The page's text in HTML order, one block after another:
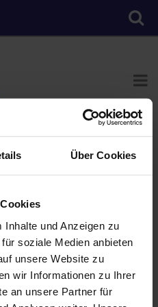
Über Cookies
und Anzeigen zu
soziale Medien anbieten
unsere Website zu
wir Informationen zu Ihrer
an unsere Partner für
Ambiente in Ihrem
Unterglas Wintergarten-Markise
Atmosphäre. Der neue
Sie perfekt vor neugierigen
die vier Jahreszeiten in Ihrem